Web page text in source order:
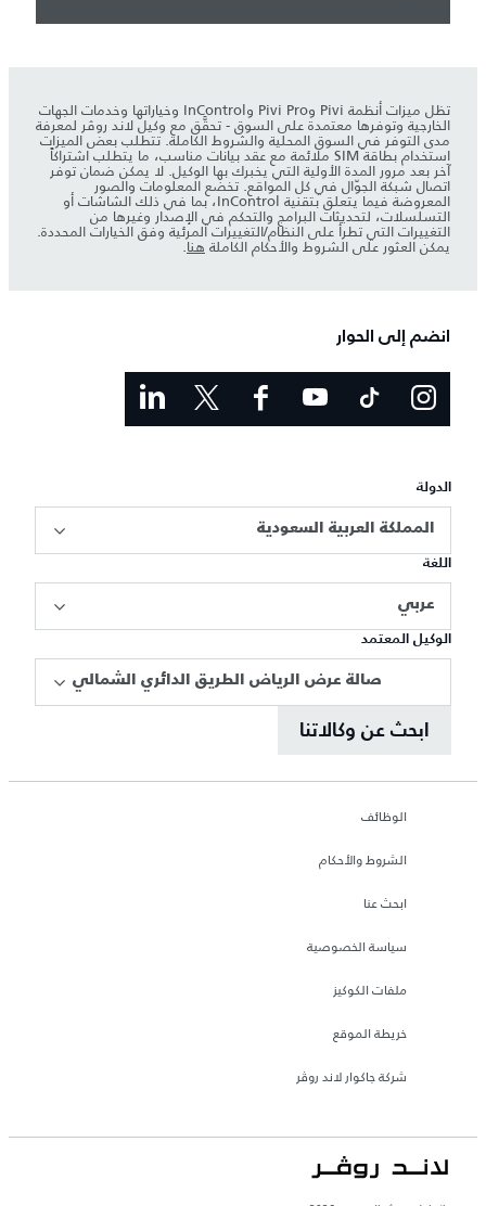
تظل ميزات أنظمة Pivi وPivi Pro وInControl وخياراتها وخدمات الجهات
الخارجية وتوفرها معتمدة على السوق - تحقَّق مع وكيل لاند روڤر لمعرفة
مدى التوفر في السوق المحلية والشروط الكاملة. تتطلب بعض الميزات
استخدام بطاقة SIM ملائمة مع عقد بيانات مناسب، ما يتطلب اشتراكاً
آخر بعد مرور المدة الأولية التي يخبرك بها الوكيل. لا يمكن ضمان توفر
اتصال شبكة الجوّال في كل المواقع. تخضع المعلومات والصور
المعروضة فيما يتعلق بتقنية InControl، بما في ذلك الشاشات أو
التسلسلات، لتحديثات البرامج والتحكم في الإصدار وغيرها من
التغييرات التي تطرأ على النظام/التغييرات المرئية وفق الخيارات المحددة.
يمكن العثور على الشروط والأحكام الكاملة هنا.
انضم إلى الحوار
الدولة
المملكة العربية السعودية
اللغة
عربي
الوكيل المعتمد
صالة عرض الرياض الطريق الدائري الشمالي
ابحث عن وكالاتنا
الوظائف
الشروط والأحكام
ابحث عنا
سياسة الخصوصية
ملفات الكوكيز
خريطة الموقع
شركة جاكوار لاند روڤر